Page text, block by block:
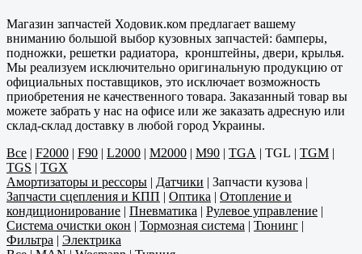
Магазин запчастей Ходовик.ком предлагает вашему
вниманию большой выбор кузовных запчастей: бамперы,
подножки, решетки радиатора, кронштейны, двери, крылья.
Мы реализуем исключительно оригинальную продукцию от
официальных поставщиков, это исключает возможность
приобретения не качественного товара. Заказанный товар вы
можете забрать у нас на офисе или же заказать адресную или
склад-склад доставку в любой город Украины.
Все | F2000 | F90 | L2000 | M2000 | M90 | TGA | TGL | TGM |
TGS | TGX
Амортизаторы и рессоры | Датчики | Запчасти кузова |
Запчасти сцепления и КПП | Оптика | Отопление и
кондиционирование | Пневматика | Рулевое управление |
Система очистки окон | Тормозная система | Тюнинг |
Фильтра | Электрика